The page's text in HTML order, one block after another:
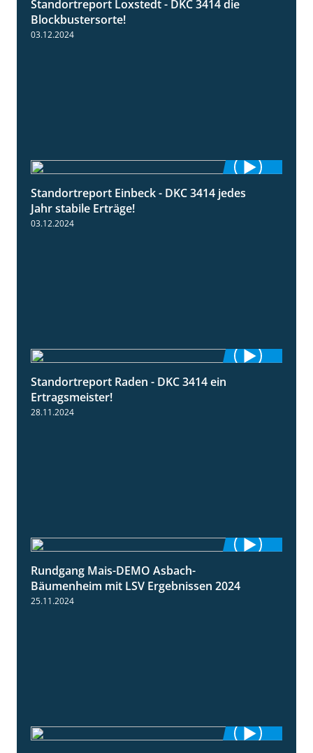
1:06
Standortreport Loxstedt - DKC 3414 die
Blockbustersorte!
03.12.2024
1:49
Standortreport Einbeck - DKC 3414 jedes
Jahr stabile Erträge!
03.12.2024
Standortreport Raden - DKC 3414 ein
Ertragsmeister!
28.11.2024
Rundgang Mais-DEMO Asbach-
Bäumenheim mit LSV Ergebnissen 2024
25.11.2024